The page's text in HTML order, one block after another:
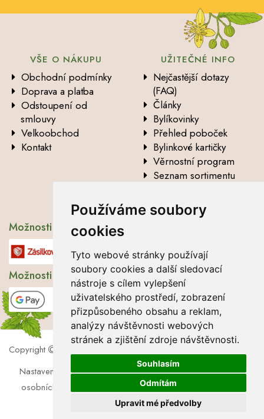
Používáme soubory
cookies
Tyto webové stránky používají
soubory cookies a další sledovací
nástroje s cílem vylepšení
uživatelského prostředí, zobrazení
přizpůsobeného obsahu a reklam,
analýzy návštěvnosti webových
stránek a zjištění zdroje návštěvnosti.
Souhlasím
Odmítám
Upravit mé předvolby
VŠE O NÁKUPU
Obchodní podmínky
Doprava a platba
Odstoupení od
smlouvy
Velkoobchod
Kontakt
UŽITEČNÉ INFO
Nejčastější dotazy
(FAQ)
Články
Bylíkovinky
Přehled poboček
Bylinkové kartičky
Věrnostní program
Seznam sortimentu
údajů
Možnosti dopravy
Možnosti platby
Copyright
2026 Lbros s.r.o.
Nastavení cookies|Soubory cookies|Zásady zpracování
osobních údajů
Souhlas se zpracováním osobních údajů